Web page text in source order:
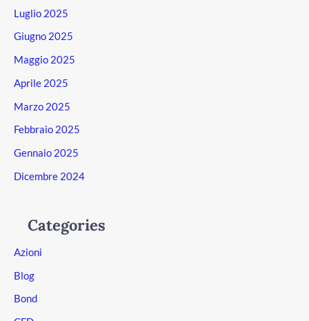
Luglio 2025
Giugno 2025
Maggio 2025
Aprile 2025
Marzo 2025
Febbraio 2025
Gennaio 2025
Dicembre 2024
Categories
Azioni
Blog
Bond